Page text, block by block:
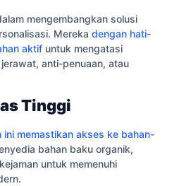
mengembangkan solusi
Mereka dengan hati-
aktif untuk mengatasi
anti-penuaan, atau
Tinggi
ini memastikan akses ke bahan-
bahan baku organik,
untuk memenuhi